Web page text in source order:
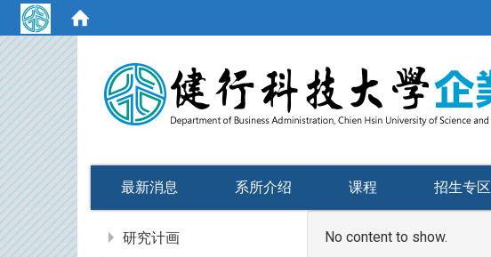
最新消息 系所介绍 课程 招生专区
研究计画
No content to show.